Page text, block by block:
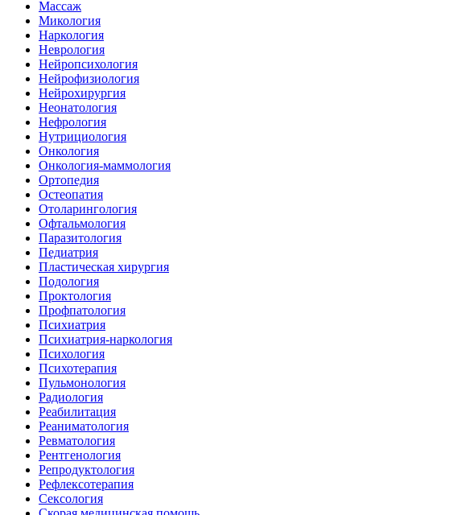
Массаж
Микология
Наркология
Неврология
Нейропсихология
Нейрофизиология
Нейрохирургия
Неонатология
Нефрология
Нутрициология
Онкология
Онкология-маммология
Ортопедия
Остеопатия
Отоларингология
Офтальмология
Паразитология
Педиатрия
Пластическая хирургия
Подология
Проктология
Профпатология
Психиатрия
Психиатрия-наркология
Психология
Психотерапия
Пульмонология
Радиология
Реабилитация
Реаниматология
Ревматология
Рентгенология
Репродуктология
Рефлексотерапия
Сексология